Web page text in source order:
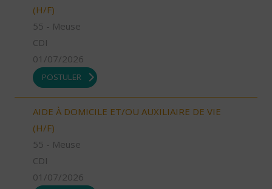
(H/F)
55 - Meuse
CDI
01/07/2026
POSTULER
AIDE À DOMICILE ET/OU AUXILIAIRE DE VIE
(H/F)
55 - Meuse
CDI
01/07/2026